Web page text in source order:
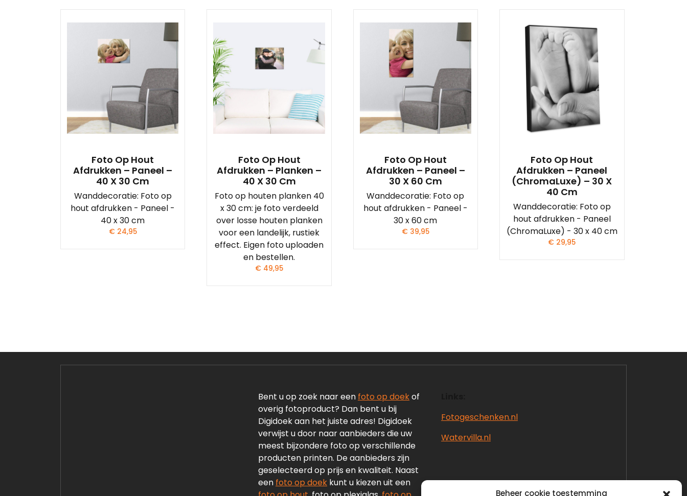
Beheer cookie toestemming
Foto Op Hout
Afdrukken – Paneel –
40 X 30 Cm
Wanddecoratie: Foto op
hout afdrukken - Paneel -
40 x 30 cm
€24,95
Foto Op Hout
Afdrukken – Planken –
40 X 30 Cm
Foto op houten planken 40
x 30 cm: je foto verdeeld
over losse houten planken
voor een landelijk, rustiek
effect. Eigen foto uploaden
en bestellen.
€ 49,95
Foto Op Hout
Afdrukken – Paneel –
30 X 60 Cm
Wanddecoratie: Foto op
hout afdrukken - Paneel -
30 x 60 cm
€39,95
Foto Op Hout
Afdrukken – Paneel
(ChromaLuxe) – 30 X
40 Cm
Wanddecoratie: Foto op
hout afdrukken - Paneel
(ChromaLuxe) - 30 x 40 cm
€ 29,95
Bent u op zoek naar een foto op doekof
overig fotoproduct? Dan bent u bij
Digidoek aan het juiste adres! Digidoek
verwijst u door naar aanbieders die uw
meest bijzondere foto op verschillende
producten printen. De aanbieders zijn
geselecteerd op prijs en kwaliteit. Naast
een foto op doek kunt u kiezen uit een
Fotogeschenken.nl
Watervilla.nl